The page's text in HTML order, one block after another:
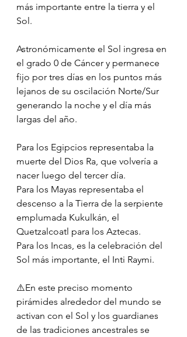
más importante entre la tierra y el
Sol.
Astronómicamente el Sol ingresa en
el grado 0 de Cáncer y permanece
fijo por tres días en los puntos más
lejanos de su oscilación Norte/Sur
generando la noche y el día más
largas del año.
Para los Egipcios representaba la
muerte del Dios Ra, que volvería a
nacer luego del tercer día.
Para los Mayas representaba el
descenso a la Tierra de la serpiente
emplumada Kukulkán, el
Quetzalcoatl para los Aztecas.
Para los Incas, es la celebración del
Sol más importante, el Inti Raymi.
⚠️En este preciso momento
pirámides alrededor del mundo se
activan con el Sol y los guardianes
de las tradiciones ancestrales se